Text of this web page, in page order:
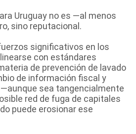
Uruguay no es —al menos
sino reputacional.
significativos en los
con estándares
de prevención de lavado
de información fiscal y
sea tangencialmente
red de fuga de capitales
puede erosionar ese